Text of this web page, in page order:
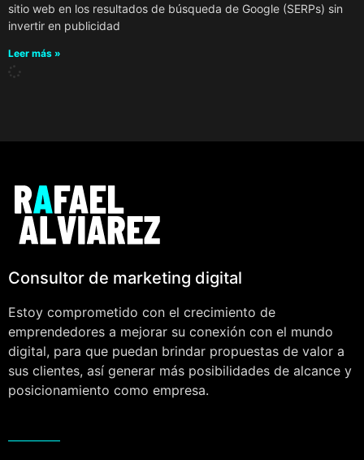
sitio web en los resultados de búsqueda de Google (SERPs) sin
invertir en publicidad
Leer más »
Consultor de marketing digital
Estoy comprometido con el crecimiento de
emprendedores a mejorar su conexión con el mundo
digital, para que puedan brindar propuestas de valor a
sus clientes, así generar más posibilidades de alcance y
posicionamiento como empresa.